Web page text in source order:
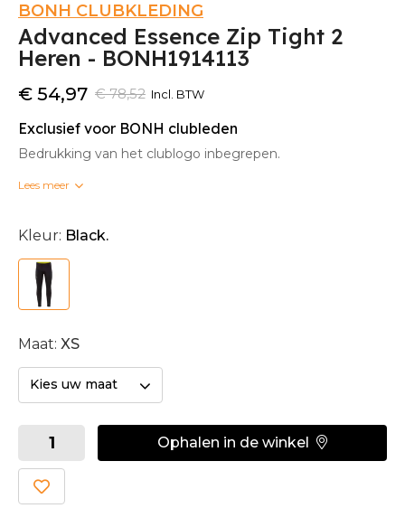
BONH CLUBKLEDING
Advanced Essence Zip Tight 2
Heren - BONH1914113
€ 78,52
€ 54,97 Incl. BTW
Exclusief voor BONH clubleden
Bedrukking van het clublogo inbegrepen.
Bedrukte clubkleding kan niet omgeruild worden.
Lees meer
Kleur: Black.
Maat: XS
Kies uw maat
Ophalen in de winkel